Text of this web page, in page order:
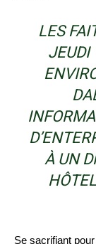
LES
JEUDI
À UN
Se sacrifiant